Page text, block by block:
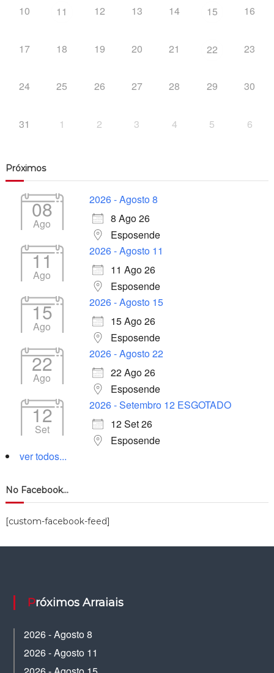
10 11 12 13 14 15 16
17 18 19 20 21 22 23
24 25 26 27 28 29 30
31 1 2 3 4 5 6
Próximos
08
Ago
2026 - Agosto 8
8 Ago 26
Esposende
11
Ago
2026 - Agosto 11
11 Ago 26
Esposende
15
Ago
2026 - Agosto 15
15 Ago 26
Esposende
22
Ago
2026 - Agosto 22
22 Ago 26
Esposende
12
Set
2026 - Setembro 12 ESGOTADO
12 Set 26
Esposende
ver todos...
No Facebook…
[custom-facebook-feed]
Próximos Arraiais
2026 - Agosto 8
2026 - Agosto 11